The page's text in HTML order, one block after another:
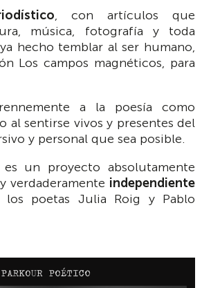
, con artículos que
música, fotografía y toda
hecho temblar al ser humano,
Los campos magnéticos, para
a la poesía como
al sentirse vivos y presentes del
y personal que sea posible.
un proyecto absolutamente
y verdaderamente independiente
los poetas Julia Roig y Pablo